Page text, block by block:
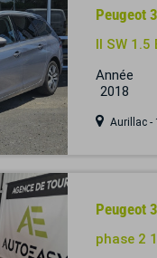
Peugeot
II SW 1.5
Année
2018
Aurillac -
Peugeot
phase 2